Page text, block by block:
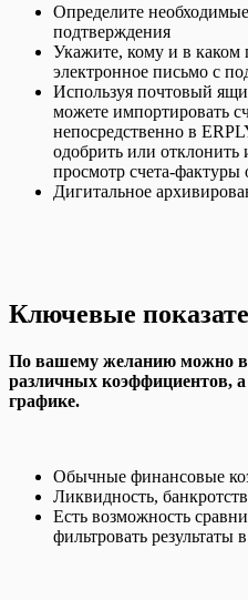
Определите
подтверждения
Укажите, кому и в каком
электронное письмо с
Используя почтовый
можете импортировать
непосредственно в
одобрить или
просмотр счета-фактуры
Дигитальное
Ключевые
По вашему желанию можно
различных коэффициентов,
графике.
Обычные финансовые
Ликвидность,
Есть возможность
фильтровать результаты